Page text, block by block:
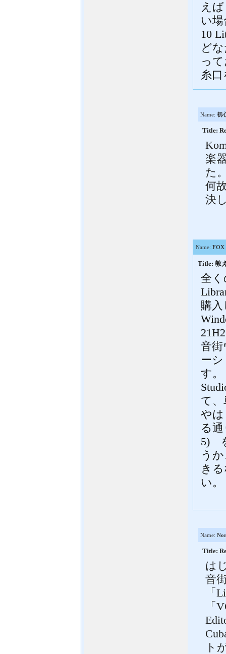
え
い場
10
ど
っ
糸
Name: 初
Title:
楽
た
何
決
Name: FOX
Title: 教
全
購
音
ー
す。
て
や
る
5)
う
き
い。
Name:
Title:
は
音
「
「
ト